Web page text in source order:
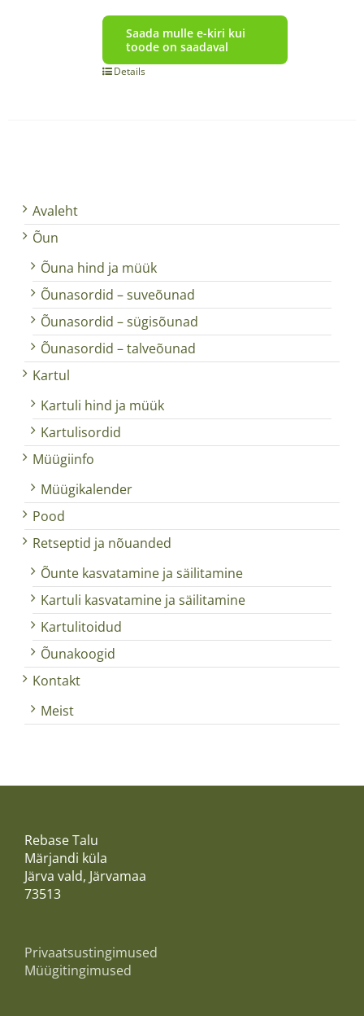
Saada mulle e-kiri kui
toode on saadaval
Details
Avaleht
Õun
Õuna hind ja müük
Õunasordid – suveõunad
Õunasordid – sügisõunad
Õunasordid – talveõunad
Kartul
Kartuli hind ja müük
Kartulisordid
Müügiinfo
Müügikalender
Pood
Retseptid ja nõuanded
Õunte kasvatamine ja säilitamine
Kartuli kasvatamine ja säilitamine
Kartulitoidud
Õunakoogid
Kontakt
Meist
Rebase Talu
Märjandi küla
Järva vald, Järvamaa
73513
Privaatsustingimused
Müügitingimused